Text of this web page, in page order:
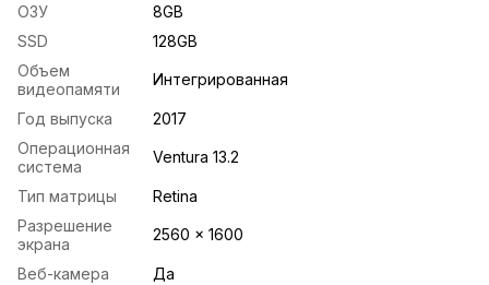
ОЗУ
8GB
SSD
128GB
Объем
видеопамяти
Интегрированная
Год выпуска
2017
Операционная
система
Ventura 13.2
Тип матрицы
Retina
Разрешение
экрана
2560 x 1600
Веб-камера
Да